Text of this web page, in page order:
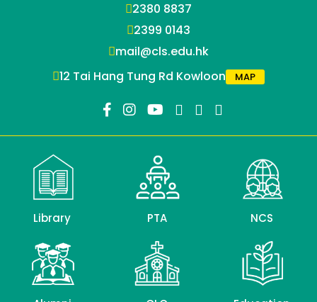
2380 8837
2399 0143
mail@cls.edu.hk
12 Tai Hang Tung Rd Kowloon
MAP
Library PTA NCS